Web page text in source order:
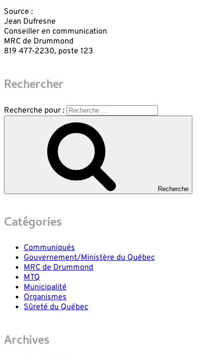
Source :
Jean Dufresne
Conseiller en communication
MRC de Drummond
819 477-2230, poste 123
Rechercher
Recherche pour :
Recherche
Catégories
Communiqués
Gouvernement/Ministère du Québec
MRC de Drummond
MTQ
Municipalité
Organismes
Sûreté du Québec
Archives